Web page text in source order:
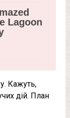
Кажуть,
дій. План